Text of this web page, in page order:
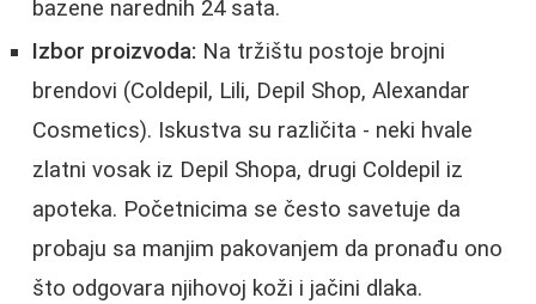
bazene narednih 24 sata.
Izbor proizvoda: Na tržištu postoje brojni
brendovi (Coldepil, Lili, Depil Shop, Alexandar
Cosmetics). Iskustva su različita - neki hvale
zlatni vosak iz Depil Shopa, drugi Coldepil iz
apoteka. Početnicima se često savetuje da
probaju sa manjim pakovanjem da pronađu ono
što odgovara njihovoj koži i jačini dlaka.